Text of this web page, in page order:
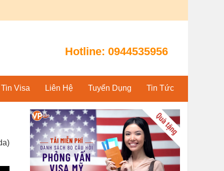
Hotline: 0944535956
Tin Visa Liên Hệ Tuyển Dụng Tin Tức